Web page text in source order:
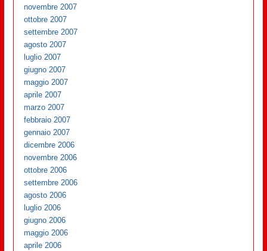
novembre 2007
ottobre 2007
settembre 2007
agosto 2007
luglio 2007
giugno 2007
maggio 2007
aprile 2007
marzo 2007
febbraio 2007
gennaio 2007
dicembre 2006
novembre 2006
ottobre 2006
settembre 2006
agosto 2006
luglio 2006
giugno 2006
maggio 2006
aprile 2006